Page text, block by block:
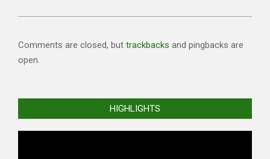
Comments are closed, but trackbacks and pingbacks are
open.
HIGHLIGHTS